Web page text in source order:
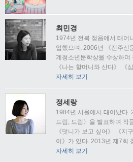
최민경
1974년 전북 정읍에서 태어
업했으며, 2006년 《진주신
계청소년문학상을 수상하며
《나는 할머니와 산다》 《
자세히 보기
정세랑
1984년 서울에서 태어났다.
드림, 드림〉을 발표하며 작
《덧니가 보고 싶어》 《지
이》가 있다. 2013년 제7회
자세히 보기